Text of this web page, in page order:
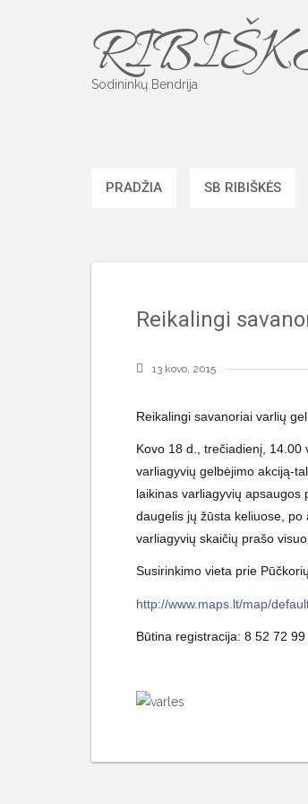
Sodininkų Bendrija
PRADŽIA SB RIBIŠKĖS
Reikalingi
13 kovo, 2015
Reikalingi savanoriai varlių
Kovo 18 d., trečiadienį, 14.00
varliagyvių gelbėjimo akciją-
laikinas varliagyvių apsaugos
daugelis jų žūsta keliuose,
varliagyvių skaičių prašo
Susirinkimo vieta prie
http://www.maps.lt/map/
Būtina registracija: 8 52 72